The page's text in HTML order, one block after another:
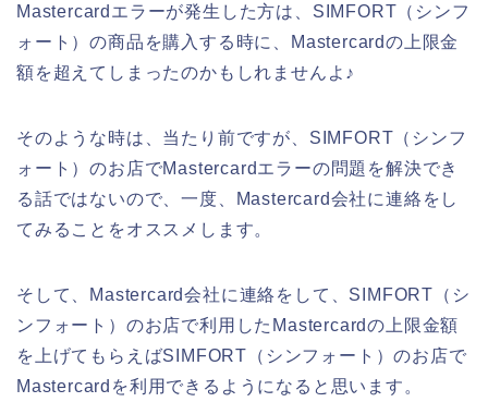
Mastercardエラーが発生した方は、SIMFORT（シンフ
ォート）の商品を購入する時に、Mastercardの上限金
額を超えてしまったのかもしれませんよ♪
そのような時は、当たり前ですが、SIMFORT（シンフ
ォート）のお店でMastercardエラーの問題を解決でき
る話ではないので、一度、Mastercard会社に連絡をし
てみることをオススメします。
そして、Mastercard会社に連絡をして、SIMFORT（シ
ンフォート）のお店で利用したMastercardの上限金額
を上げてもらえばSIMFORT（シンフォート）のお店で
Mastercardを利用できるようになると思います。